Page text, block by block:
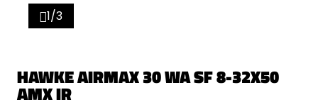
1/3
HAWKE AIRMAX 30 WA SF 8-32X50
AMX IR